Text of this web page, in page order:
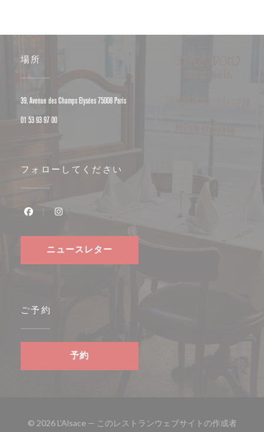
場所
39, Avenue des Champs Elysées 75008 Paris((新しいウィンドウで開きます))
01 53 93 97 00
フォローしてください
ニュースレター
ご予約
予約
© 2026 L'Alsace — このレストランウェブサイトの作成者